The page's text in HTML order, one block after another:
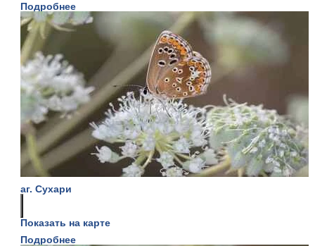
Подробнее
аг. Сухари
Показать на карте
Подробнее